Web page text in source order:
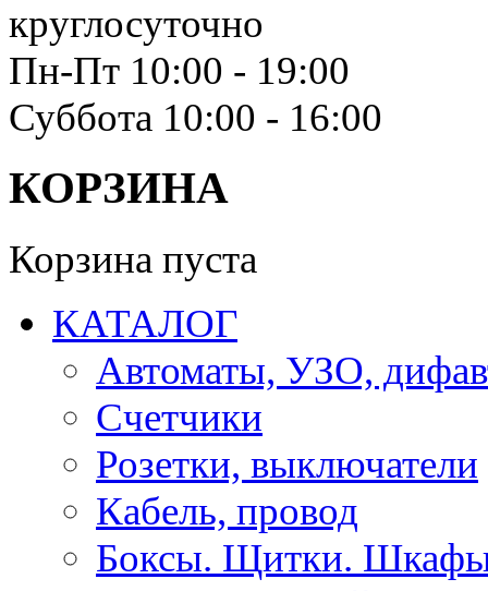
круглосуточно
Пн-Пт 10:00 - 19:00
Суббота 10:00 - 16:00
КОРЗИНА
Корзина пуста
КАТАЛОГ
Автоматы, УЗО,
Счетчики
Розетки, выключатели
Кабель, провод
Боксы. Щитки.